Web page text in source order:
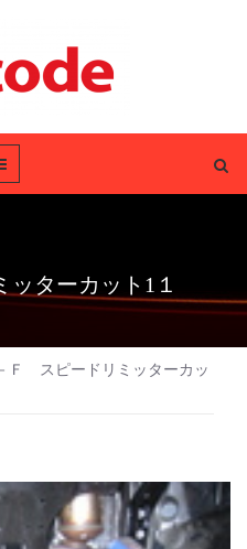
ターカット1１
Ｆ スピードリミッターカッ